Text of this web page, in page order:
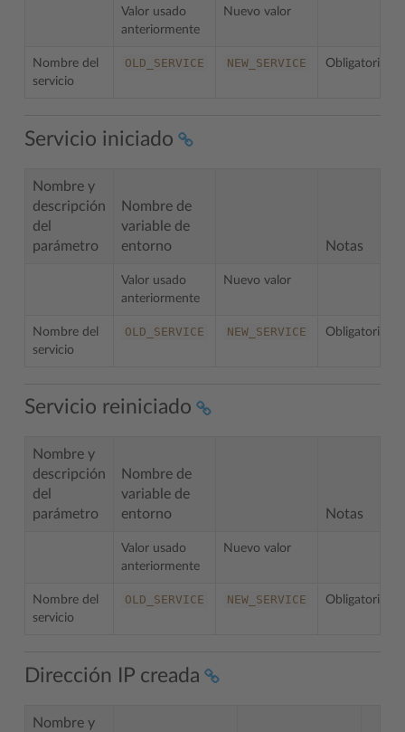
Valor usado
anteriormente
Nuevo valor
Nombre del
servicio
OLD_SERVICE NEW_SERVICE Obligatorio
Servicio iniciado
Nombre y
descripción
del
parámetro
Nombre de
variable de
entorno
Notas
Valor usado
anteriormente
Nuevo valor
Nombre del
servicio
OLD_SERVICE NEW_SERVICE Obligatorio
Servicio reiniciado
Nombre y
descripción
del
parámetro
Nombre de
variable de
entorno
Notas
Valor usado
anteriormente
Nuevo valor
Nombre del
servicio
OLD_SERVICE NEW_SERVICE Obligatorio
Dirección IP creada
Nombre y